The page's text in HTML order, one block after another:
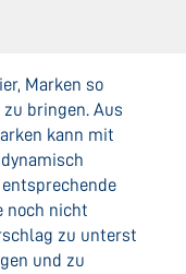
Marken so
bringen. Aus
kann mit
noch nicht
zu unterst
und zu